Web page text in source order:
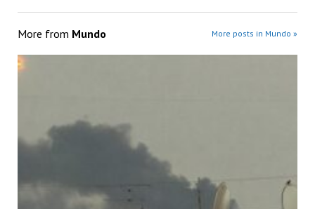
More from Mundo More posts in Mundo »